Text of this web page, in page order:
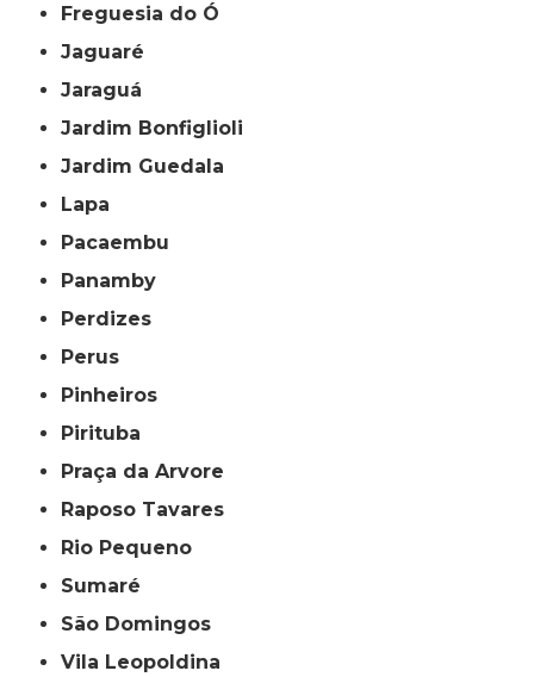
Freguesia do Ó
Jaguaré
Jaraguá
Jardim Bonfiglioli
Jardim Guedala
Lapa
Pacaembu
Panamby
Perdizes
Perus
Pinheiros
Pirituba
Praça da Arvore
Raposo Tavares
Rio Pequeno
Sumaré
São Domingos
Vila Leopoldina